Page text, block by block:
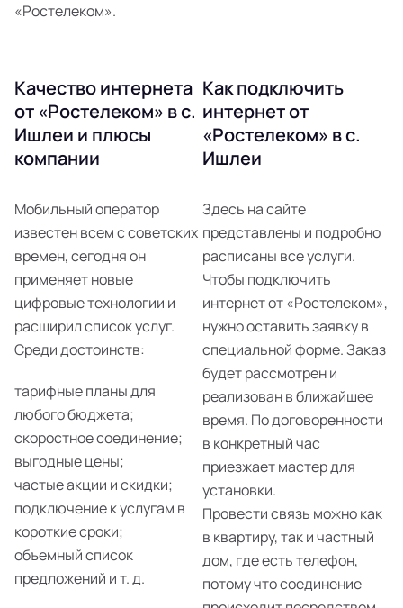
«Ростелеком».
Качество интернета
от «Ростелеком» в с.
Ишлеи и плюсы
компании
Мобильный оператор
известен всем с советских
времен, сегодня он
применяет новые
цифровые технологии и
расширил список услуг.
Среди достоинств:
тарифные планы для
любого бюджета;
скоростное соединение;
выгодные цены;
частые акции и скидки;
подключение к услугам в
короткие сроки;
объемный список
предложений и т. д.
Как подключить
интернет от
«Ростелеком» в с.
Ишлеи
Здесь на сайте
представлены и подробно
расписаны все услуги.
Чтобы подключить
интернет от «Ростелеком»,
нужно оставить заявку в
специальной форме. Заказ
будет рассмотрен и
реализован в ближайшее
время. По договоренности
в конкретный час
приезжает мастер для
установки.
Провести связь можно как
в квартиру, так и частный
дом, где есть телефон,
потому что соединение